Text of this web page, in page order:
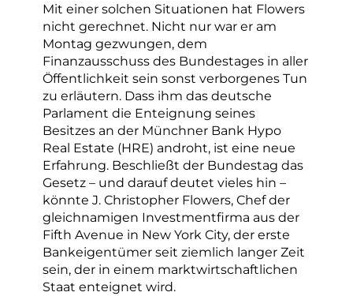
Mit einer solchen Situationen hat Flowers
nicht gerechnet. Nicht nur war er am
Montag gezwungen, dem
Finanzausschuss des Bundestages in aller
Öffentlichkeit sein sonst verborgenes Tun
zu erläutern. Dass ihm das deutsche
Parlament die Enteignung seines
Besitzes an der Münchner Bank Hypo
Real Estate (HRE) androht, ist eine neue
Erfahrung. Beschließt der Bundestag das
Gesetz – und darauf deutet vieles hin –
könnte J. Christopher Flowers, Chef der
gleichnamigen Investmentfirma aus der
Fifth Avenue in New York City, der erste
Bankeigentümer seit ziemlich langer Zeit
sein, der in einem marktwirtschaftlichen
Staat enteignet wird.